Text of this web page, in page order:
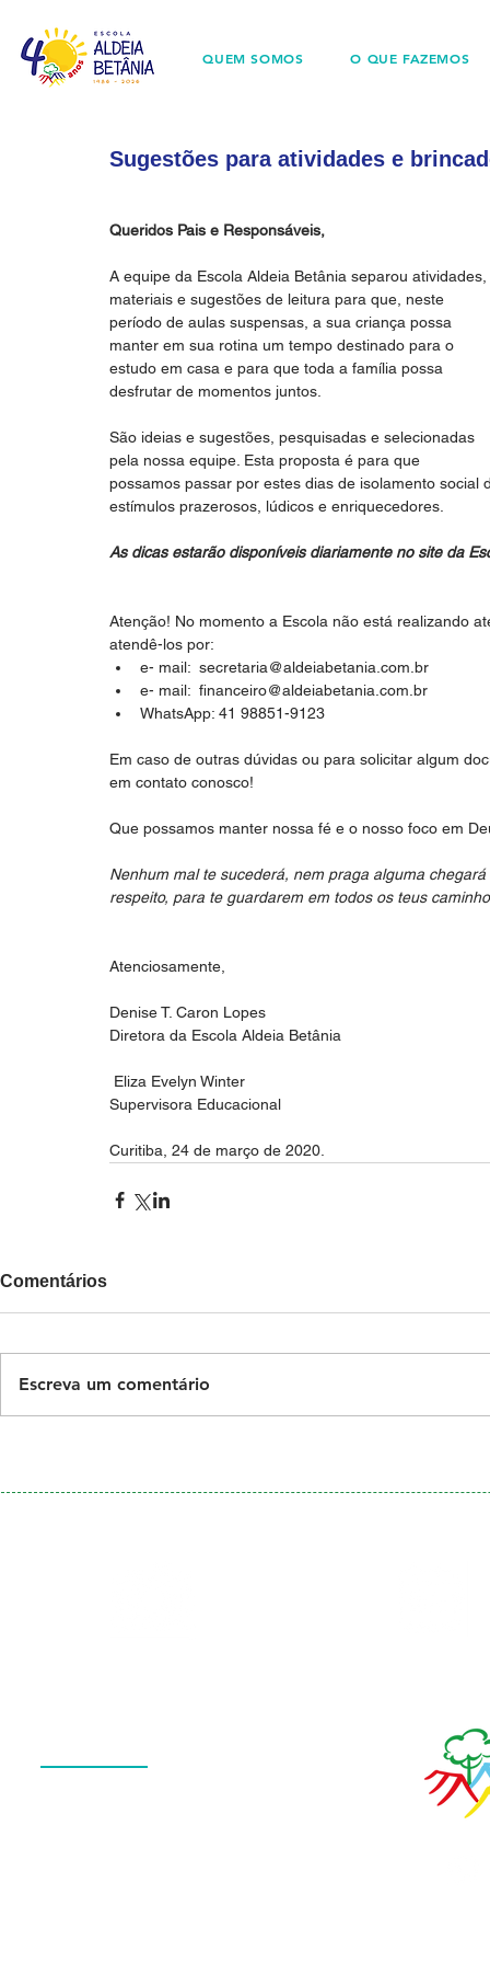
QUEM SOMOS O QUE FAZEMOS
Sugestões para atividades e
Queridos Pais e Responsáveis,
A equipe da Escola Aldeia Betânia separou atividades,
materiais e sugestões de leitura para que, neste
período de aulas suspensas, a sua criança possa
manter em sua rotina um tempo destinado para o
estudo em casa e para que toda a família possa
desfrutar de momentos juntos.
São ideias e sugestões, pesquisadas e selecionadas
pela nossa equipe. Esta proposta é para que
possamos passar por estes dias de isolamento
estímulos prazerosos, lúdicos e enriquecedores.
As dicas estarão disponíveis diariamente no site da
Atenção! No momento a Escola não está realizando
atendê-los por:
e- mail:  secretaria@aldeiabetania.com.br
e- mail:  financeiro@aldeiabetania.com.br
WhatsApp: 41 98851-9123
Em caso de outras dúvidas ou para solicitar algum
em contato conosco!
Que possamos manter nossa fé e o nosso foco em
Nenhum mal te sucederá, nem praga alguma
respeito, para te guardarem em todos os teus
Atenciosamente,
Denise T.
Diretora da Escola Aldeia Betânia
Eliza Evelyn Winter
Supervisora Educacional
Curitiba, 24 de março de 2020.
Comentários
Escreva um comentário